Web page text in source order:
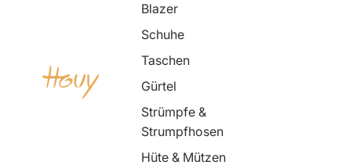
Blazer
Schuhe
Taschen
Gürtel
Strümpfe &
Strumpfhosen
Hüte & Mützen